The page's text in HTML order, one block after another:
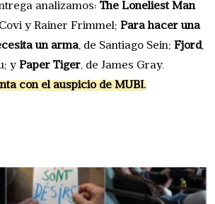
analizamos: The Loneliest Man
y Rainer Frimmel; Para hacer una
un arma, de Santiago Sein; Fjord,
y Paper Tiger, de James Gray.
con el auspicio de MUBI.